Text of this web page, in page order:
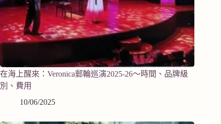
在海上醒來：Veronica郵輪巡演2025-26～時間、品牌級
別、費用
10/06/2025